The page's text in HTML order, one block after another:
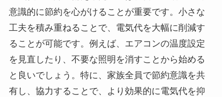
意識的に節約を心がけることが重要です。小さな
工夫を積み重ねることで、電気代を大幅に削減す
ることが可能です。例えば、エアコンの温度設定
を見直したり、不要な照明を消すことから始める
と良いでしょう。特に、家族全員で節約意識を共
有し、協力することで、より効果的に電気代を抑